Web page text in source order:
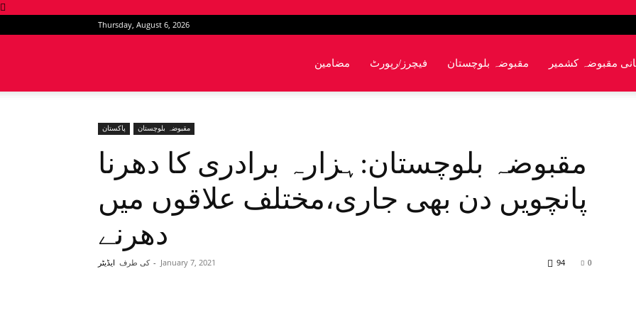
Thursday, August 6, 2026
مضامین فیچرز/رپورٹ مقبوضہ بلوچستان مقبوضہ کشمیر
پاکستان مقبوضہ بلوچستان
مقبوضہ بلوچستان:ہزارہ برادری کا دھرنا
پانچویں دن بھی جاری،مختلف علاقوں میں
دھرنے
کی طرف ایڈیٹر - January 7, 2021 0
94